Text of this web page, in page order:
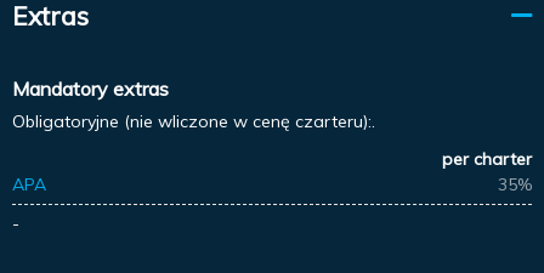
Extras
Mandatory extras
Obligatoryjne (nie wliczone w cenę czarteru):.
per charter
APA
35%
-